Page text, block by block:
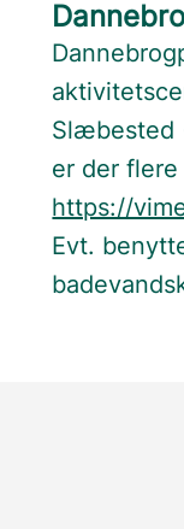
Slæbested
er der
https://
Evt.